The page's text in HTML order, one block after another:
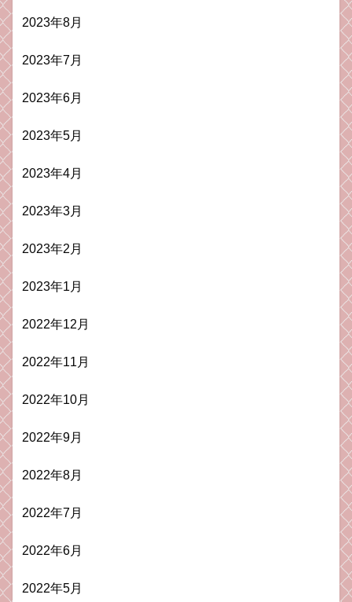
2023年8月
2023年7月
2023年6月
2023年5月
2023年4月
2023年3月
2023年2月
2023年1月
2022年12月
2022年11月
2022年10月
2022年9月
2022年8月
2022年7月
2022年6月
2022年5月